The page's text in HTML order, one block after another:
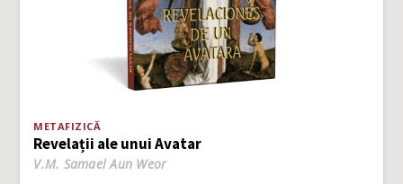
METAFIZICĂ
Revelații ale unui Avatar
V.M. Samael Aun Weor